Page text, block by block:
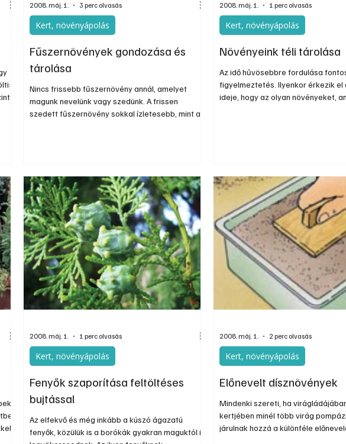
Fűszernövények gondozása és
tárolása
Nincs frissebb fűszernövény annál, amelyet
magunk nevelünk vagy szedünk. A frissen
szedett fűszernövény sokkal ízletesebb, mint a
ültetve, de erkélyen vagy ablakban is
nevelhetjük őket.
Kert, növényápolás
2008. máj. 1. 3 perc olvasás
Növényeink téli tárolása
Az idő hűvösebbre fordulása
figyelmeztetés. Ilyenkor érkezik el
ideje, hogy az olyan növényeket,
Kert, növényápolás
2008. máj. 1. 1 perc olvasás
Fenyők szaporítása feltöltéses
bujtással
Az elfekvő és még inkább a kúszó ágazatú
fenyők, közülük is a borókák gyakran maguktól is
Kert, növényápolás
2008. máj. 1. 1 perc olvasás
Előnevelt dísznövények
Mindenki szereti, ha
kertjében minél több virág
járulnak hozzá a különféle
Kert, növényápolás
2008. máj. 1. 2 perc olvasás